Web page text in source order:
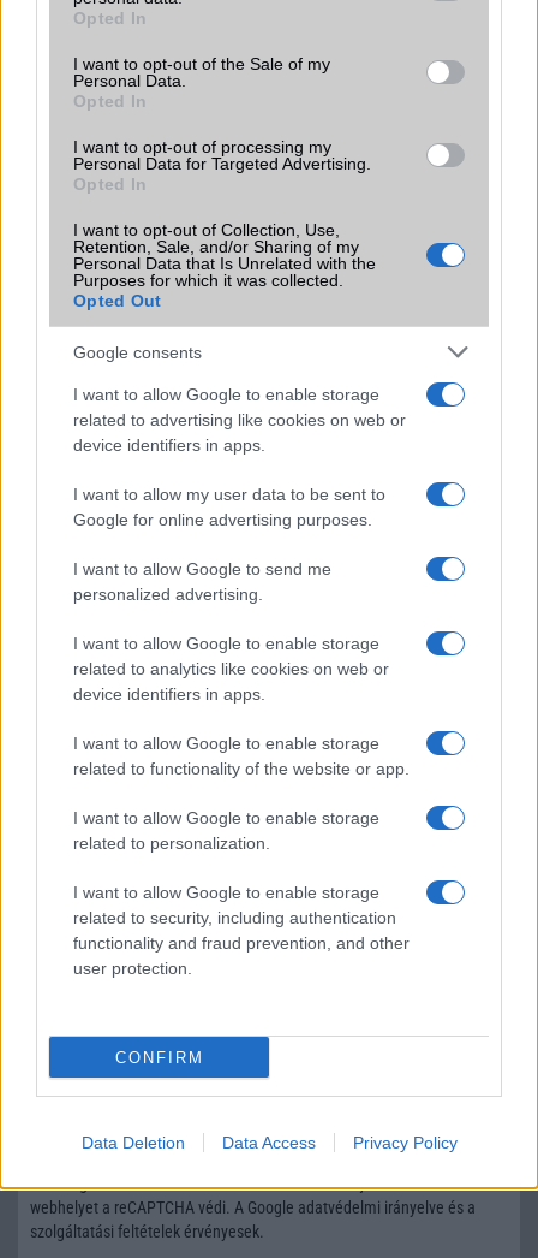
grant or deny consent to Google and its third-party tags to
use your data for below specified purposes in below Google
consent section.
Opted In
I want to opt-out of the Sale of my
Personal Data.
Opted In
I want to opt-out of processing my
Personal Data for Targeted Advertising.
Opted In
I want to opt-out of Collection, Use,
Retention, Sale, and/or Sharing of my
Personal Data that Is Unrelated with the
Purposes for which it was collected.
Opted Out
Google consents
I want to allow Google to enable storage
related to advertising like cookies on web or
device identifiers in apps.
I want to allow my user data to be sent to
Google for online advertising purposes.
I want to allow Google to send me
personalized advertising.
I want to allow Google to enable storage
related to analytics like cookies on web or
device identifiers in apps.
I want to allow Google to enable storage
related to functionality of the website or app.
I want to allow Google to enable storage
related to personalization.
I want to allow Google to enable storage
related to security, including authentication
functionality and fraud prevention, and other
user protection.
CONFIRM
Data Deletion Data Access Privacy Policy
Motorola
Samsung
Xiaomi
ZTE
Mennyibe kerül
Keressen a telefonboltok ajánlatai között!
TELEFONOK GYORSLISTA
Márka :
Feliratkozás a Telefonguru ingyenes hírlevelére
Elfogadom azAdatvédelmi és Adatkezelési TájékoztatótEzt a
webhelyet a reCAPTCHA védi. A Google adatvédelmi irányelve és a
szolgáltatási feltételek érvényesek.